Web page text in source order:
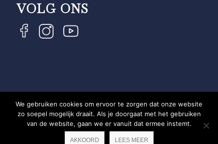
VOLG ONS
COPYRIGHT JRS - EQUESTRIAN BRAND EXPERT -
PRIVACYVERKLARING
WEBSITE DOOR NEWMORE
We gebruiken cookies om ervoor te zorgen dat onze website
zo soepel mogelijk draait. Als je doorgaat met het gebruiken
van de website, gaan we er vanuit dat ermee instemt.
AKKOORD LEES MEER